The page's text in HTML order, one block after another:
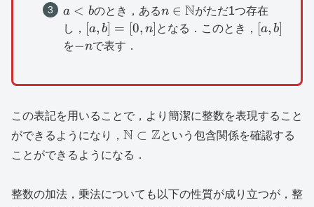
a<b
a < bのとき，あるn\in
\mathbb{N}
n ∈ Nがただ1つ存在
し， [a,b]=
[0,n]
[a, b] = [0, n] となる．このとき， [a,b]
[a, b]
を-
−nで表す．
この表記を用いることで，より簡潔に整数を表現すること
ができるようになり， \mathbb{N}\subset
\mathbb{Z}
N ⊂ Zという包含関係を確認する
ことができるようになる．
整数の加法，乗法についても以下の性質が成り立つが，整